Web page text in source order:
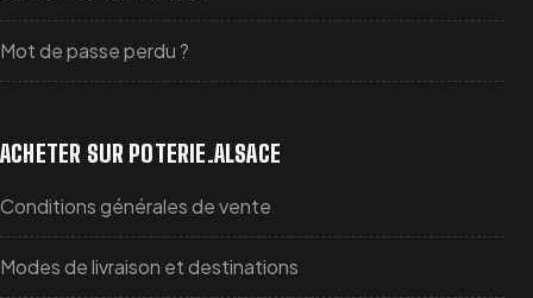
Mot de passe perdu ?
ACHETER SUR POTERIE.ALSACE
Conditions générales de vente
Modes de livraison et destinations